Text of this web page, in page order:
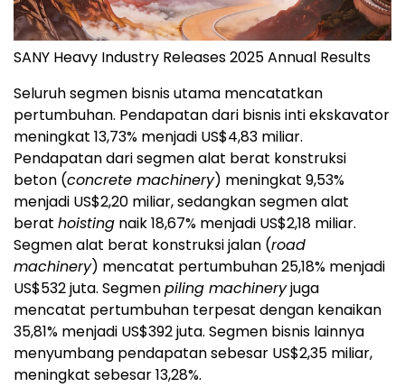
SANY Heavy Industry Releases 2025 Annual Results
Seluruh segmen bisnis utama mencatatkan
pertumbuhan. Pendapatan dari bisnis inti ekskavator
meningkat 13,73% menjadi US$4,83 miliar.
Pendapatan dari segmen alat berat konstruksi
beton (concrete machinery) meningkat 9,53%
menjadi US$2,20 miliar, sedangkan segmen alat
berat hoisting naik 18,67% menjadi US$2,18 miliar.
Segmen alat berat konstruksi jalan (road
machinery) mencatat pertumbuhan 25,18% menjadi
US$532 juta. Segmenpiling machineryjuga
mencatat pertumbuhan terpesat dengan kenaikan
35,81% menjadi US$392 juta. Segmen bisnis lainnya
menyumbang pendapatan sebesar US$2,35 miliar,
meningkat sebesar 13,28%.